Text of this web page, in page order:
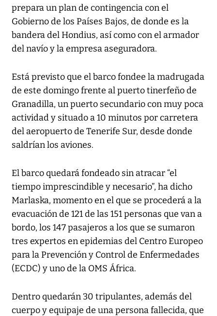
prepara un plan de contingencia con el
Gobierno de los Países Bajos, de donde es la
bandera del Hondius, así como con el armador
del navío y la empresa aseguradora.
Está previsto que el barco fondee la madrugada
de este domingo frente al puerto tinerfeño de
Granadilla, un puerto secundario con muy poca
actividad y situado a 10 minutos por carretera
del aeropuerto de Tenerife Sur, desde donde
saldrían los aviones.
El barco quedará fondeado sin atracar “el
tiempo imprescindible y necesario”, ha dicho
Marlaska, momento en el que se procederá a la
evacuación de 121 de las 151 personas que van a
bordo, los 147 pasajeros a los que se sumaron
tres expertos en epidemias del Centro Europeo
para la Prevención y Control de Enfermedades
(ECDC) y uno de la OMS África.
Dentro quedarán 30 tripulantes, además del
cuerpo y equipaje de una persona fallecida, que